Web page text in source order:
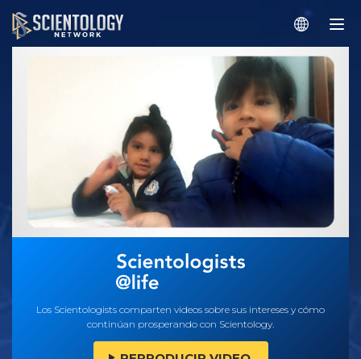
Los Scientologists comparten videos sobre sus intereses y cómo
continúan prosperando con Scientology.